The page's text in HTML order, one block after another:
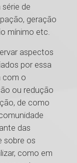
de
geração
mínimo etc.
aspectos
por essa
com o
ou redução
de como
das
sobre os
como em